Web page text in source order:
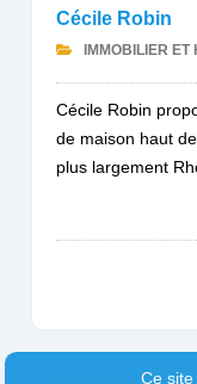
Cécile Robin
IMMOBILIER ET
Cécile Robin
de maison haut
plus largement
Ce